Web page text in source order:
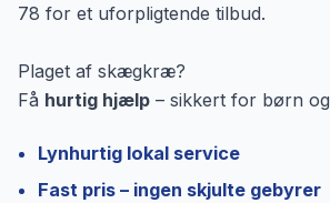
78 for et uforpligtende tilbud.
Plaget af skægkræ?
Få hurtig hjælp – sikkert for børn
Lynhurtig lokal service
Fast pris – ingen skjulte gebyrer